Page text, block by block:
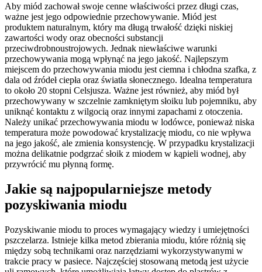
Aby miód zachował swoje cenne właściwości przez długi czas,
ważne jest jego odpowiednie przechowywanie. Miód jest
produktem naturalnym, który ma długą trwałość dzięki niskiej
zawartości wody oraz obecności substancji
przeciwdrobnoustrojowych. Jednak niewłaściwe warunki
przechowywania mogą wpłynąć na jego jakość. Najlepszym
miejscem do przechowywania miodu jest ciemna i chłodna szafka, z
dala od źródeł ciepła oraz światła słonecznego. Idealna temperatura
to około 20 stopni Celsjusza. Ważne jest również, aby miód był
przechowywany w szczelnie zamkniętym słoiku lub pojemniku, aby
uniknąć kontaktu z wilgocią oraz innymi zapachami z otoczenia.
Należy unikać przechowywania miodu w lodówce, ponieważ niska
temperatura może powodować krystalizację miodu, co nie wpływa
na jego jakość, ale zmienia konsystencję. W przypadku krystalizacji
można delikatnie podgrzać słoik z miodem w kąpieli wodnej, aby
przywrócić mu płynną formę.
Jakie są najpopularniejsze metody
pozyskiwania miodu
Pozyskiwanie miodu to proces wymagający wiedzy i umiejętności
pszczelarza. Istnieje kilka metod zbierania miodu, które różnią się
między sobą technikami oraz narzędziami wykorzystywanymi w
trakcie pracy w pasiece. Najczęściej stosowaną metodą jest użycie